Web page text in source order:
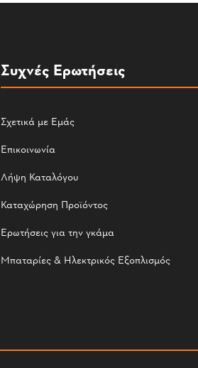
Συχνές Ερωτήσεις
Σχετικά με Εμάς
Επικοινωνία
Λήψη Καταλόγου
Καταχώρηση Προϊόντος
Ερωτήσεις για την γκάμα
Μπαταρίες & Ηλεκτρικός Εξοπλισμός